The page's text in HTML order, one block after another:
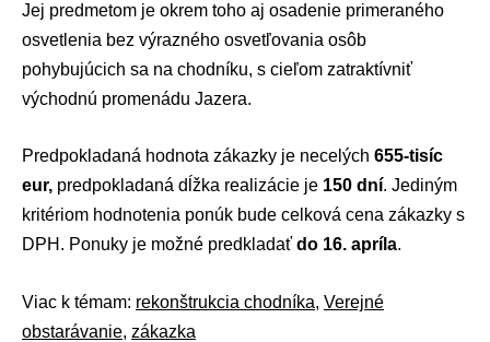
Jej predmetom je okrem toho aj osadenie primeraného
osvetlenia bez výrazného osvetľovania osôb
pohybujúcich sa na chodníku, s cieľom zatraktívniť
východnú promenádu Jazera.
Predpokladaná hodnota zákazky je necelých 655-tisíc
eur, predpokladaná dĺžka realizácie je 150 dní. Jediným
kritériom hodnotenia ponúk bude celková cena zákazky s
DPH. Ponuky je možné predkladať do 16. apríla.
Viac k témam: rekonštrukcia chodníka, Verejné
obstarávanie, zákazka